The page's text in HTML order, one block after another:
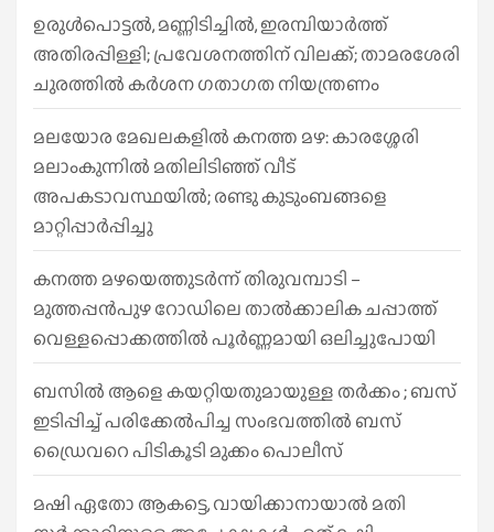
h
ഉരുൾപൊട്ടൽ, മണ്ണിടിച്ചിൽ, ഇരമ്പിയാര്‍ത്ത്
അതിരപ്പിള്ളി; പ്രവേശനത്തിന് വിലക്ക്; താമരശേരി
ചുരത്തില്‍ കര്‍ശന ഗതാഗത നിയന്ത്രണം
മലയോര മേഖലകളിൽ കനത്ത മഴ: കാരശ്ശേരി
മലാംകുന്നിൽ മതിലിടിഞ്ഞ് വീട്
അപകടാവസ്ഥയിൽ; രണ്ടു കുടുംബങ്ങളെ
മാറ്റിപ്പാർപ്പിച്ചു
കനത്ത മഴയെത്തുടർന്ന് തിരുവമ്പാടി –
മുത്തപ്പൻപുഴ റോഡിലെ താൽക്കാലിക ചപ്പാത്ത്
വെള്ളപ്പൊക്കത്തിൽ പൂർണ്ണമായി ഒലിച്ചുപോയി
ബസിൽ ആളെ കയറ്റിയതുമായുള്ള തർക്കം ; ബസ്
ഇടിപ്പിച്ച് പരിക്കേൽപിച്ച സംഭവത്തിൽ ബസ്
ഡ്രൈവറെ പിടികൂടി മുക്കം പൊലീസ്
മഷി ഏതോ ആകട്ടെ, വായിക്കാനായാൽ മതി​